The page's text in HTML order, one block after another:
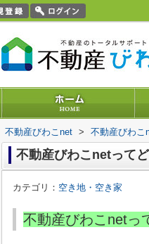
不動産びわこnet > 不動産びわこ
不動産びわこnetって
カテゴリ： 空き地・空き家
不動産びわこnetっ